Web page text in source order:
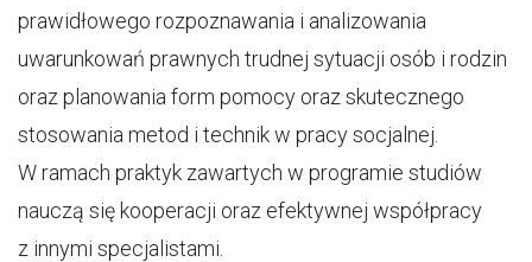
prawidłowego rozpoznawania i analizowania
uwarunkowań prawnych trudnej sytuacji osób i rodzin
oraz planowania form pomocy oraz skutecznego
stosowania metod i technik w pracy socjalnej.
W ramach praktyk zawartych w programie studiów
nauczą się kooperacji oraz efektywnej współpracy
z innymi specjalistami.